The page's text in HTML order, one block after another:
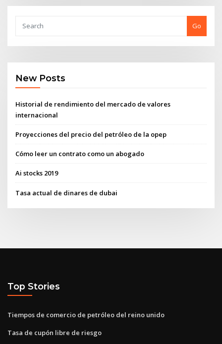
Go
New Posts
Historial de rendimiento del mercado de valores
internacional
Proyecciones del precio del petróleo de la opep
Cómo leer un contrato como un abogado
Ai stocks 2019
Tasa actual de dinares de dubai
Top Stories
Tiempos de comercio de petróleo del reino unido
Tasa de cupón libre de riesgo